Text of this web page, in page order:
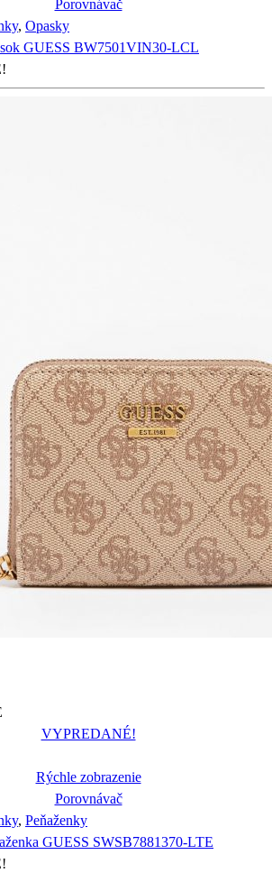
Porovnávač
, Opasky
GUESS BW7501VIN30-LCL
VYPREDANÉ!
Rýchle zobrazenie
Porovnávač
, Peňaženky
GUESS SWSB7881370-LTE